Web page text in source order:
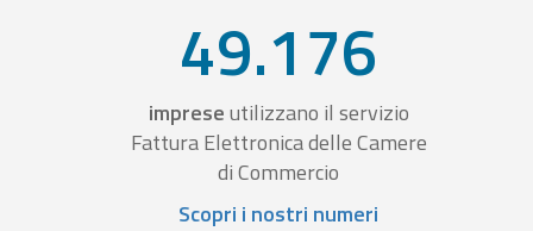
49.176
impreseutilizzano il servizio
Fattura Elettronica delle Camere
di Commercio
Scopri i nostri numeri